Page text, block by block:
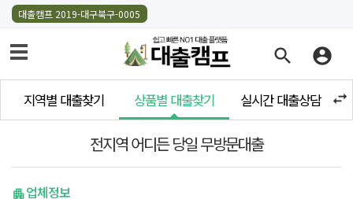
대출캠프 2019-대구북구-0005
search account_circle
지역별 대출찾기 상품별 대출찾기 실시간 대출상담 swap_horiz
전지역 어디든 당일 무방문대출
업체정보